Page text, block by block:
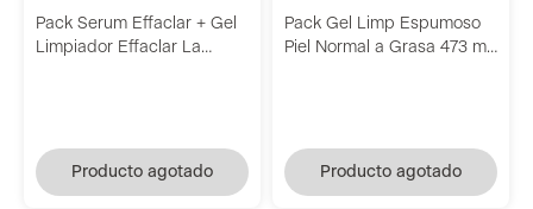
Pack Serum Effaclar + Gel
Limpiador Effaclar La
Producto agotado
Pack Gel Limp Espumoso
Piel Normal a Grasa 473 ml
Producto agotado